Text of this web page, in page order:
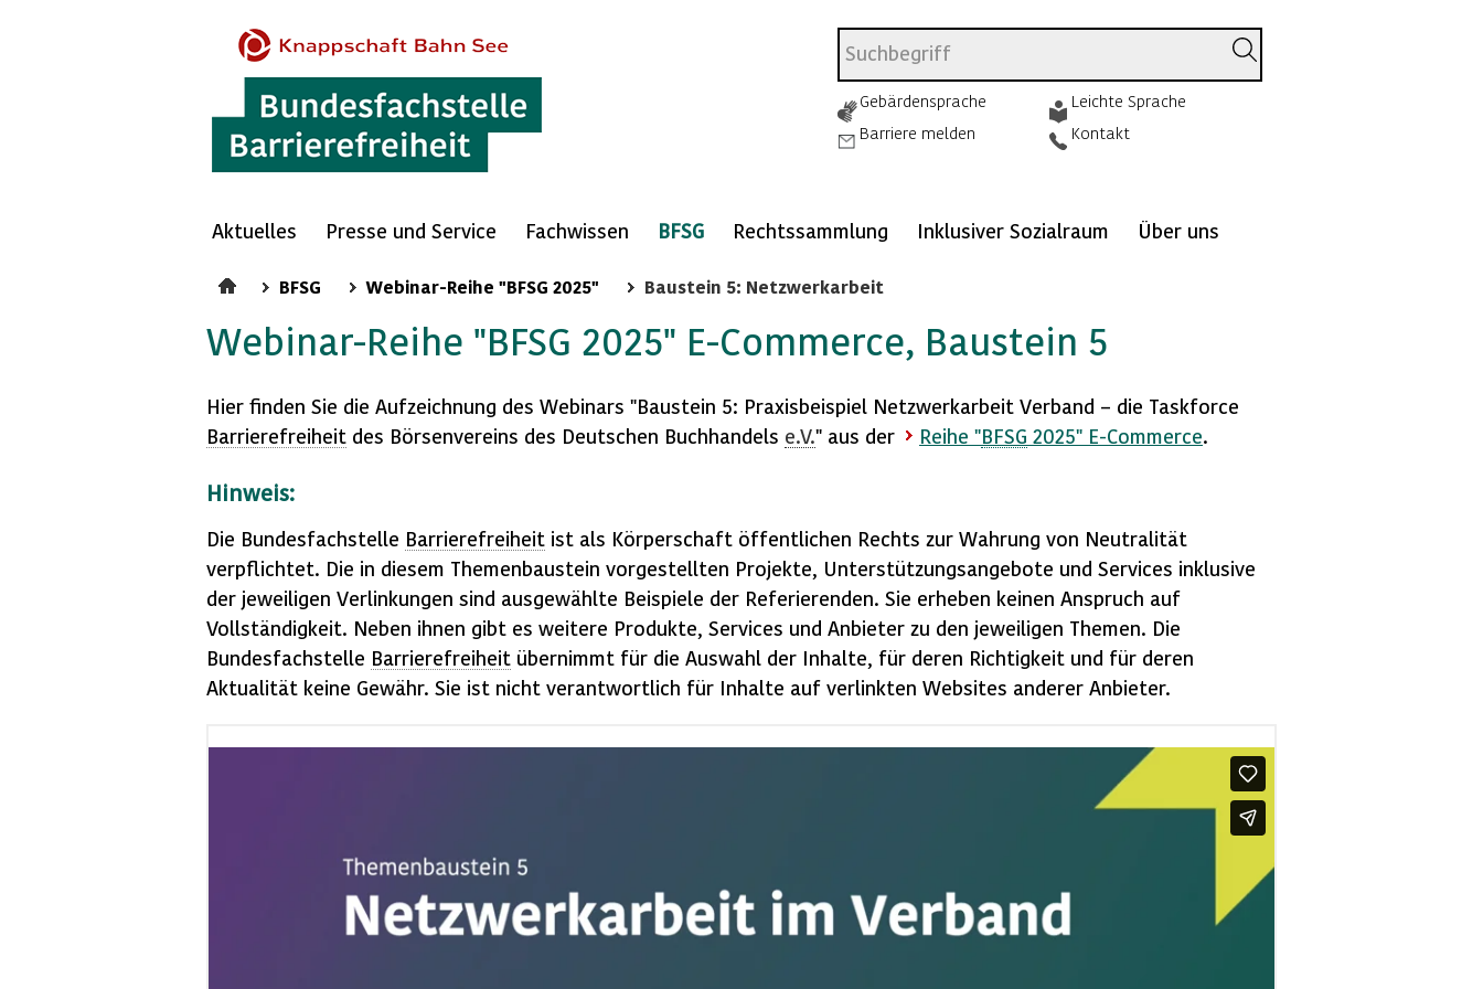
Gebärdensprache
Leichte Sprache
Barriere melden
Kontakt
Aktuelles Presse und Service Fachwissen BFSG Rechtssammlung Inklusiver Sozialraum Über uns
BFSG Webinar-Reihe "BFSG 2025" Baustein 5: Netzwerkarbeit
Webinar-Reihe "BFSG 2025" E-Commerce, Baustein 5
Hier finden Sie die Aufzeichnung des Webinars "Baustein 5: Praxisbeispiel Netzwerkarbeit Verband – die Taskforce
Barrierefreiheit des Börsenvereins des Deutschen Buchhandels e.V." aus der Reihe "BFSG 2025" E-Commerce.
Hinweis:
Die Bundesfachstelle Barrierefreiheit ist als Körperschaft öffentlichen Rechts zur Wahrung von Neutralität
verpflichtet. Die in diesem Themenbaustein vorgestellten Projekte, Unterstützungs­angebote und Services inklusive
der jeweiligen Verlinkungen sind ausgewählte Beispiele der Referierenden. Sie erheben keinen Anspruch auf
Vollständigkeit. Neben ihnen gibt es weitere Produkte, Services und Anbieter zu den jeweiligen Themen. Die
Bundesfachstelle Barrierefreiheit übernimmt für die Auswahl der Inhalte, für deren Richtigkeit und für deren
Aktualität keine Gewähr. Sie ist nicht verantwortlich für Inhalte auf verlinkten Websites anderer Anbieter.